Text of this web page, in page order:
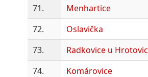
71. Menhartice
72.
Oslavička
73.
Radkovice u Hrotovic
74.
Komárovice